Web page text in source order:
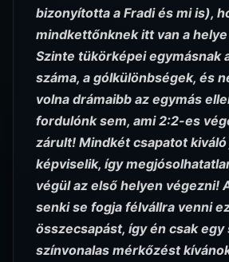
bizonyította a Fradi és mi is),
mindkettőnknek itt van a helye
Szinte tükörképei egymásnak
száma, a gólkülönbségek, és
volna drámaibb az egymás
fordulónk sem, ami 2:2-es
zárult! Mindkét csapatot
képviselik, így
végül az első helyen végezni!
senki se fogja félvállra venni
összecsapást, így én csak
színvonalas mérkőzést